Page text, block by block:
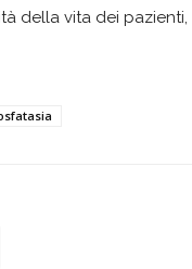
della vita dei